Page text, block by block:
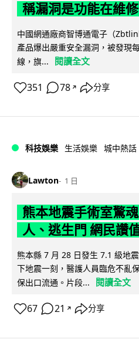
稱漏洞是功能在維
中國網通廠商智博通電子（
產品爆出嚴重安全漏洞，被發現
線，旗...
閱讀全文
351 78 ↗ 分享
科技娛樂 生活娛樂 城中熱話
Lawton 1 日
熊本地震手術室驚
人、逃生門 網民讚
熊本縣 7 月 28 日發生 7.1 級地
下地震一刻，醫護人員臨危不亂
保出口流通。片段...
閱讀全文
67 21 ↗ 分享